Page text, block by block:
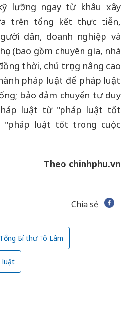
lưỡng ngay từ khâu xây
trên tổng kết thực tiễn,
dân, doanh nghiệp và
(bao gồm chuyên gia, nhà
thời, chú trọng nâng cao
pháp luật để pháp luật
bảo đảm chuyển tư duy
luật từ "pháp luật tốt
"pháp luật tốt trong cuộc
Theo chinhphu.vn
Chia sẻ
Bí thư Tô Lâm
luật